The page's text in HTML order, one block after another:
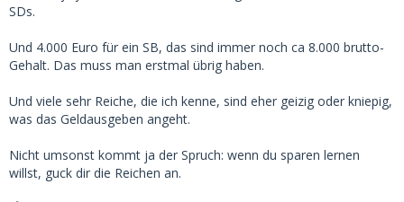
nicht mehr mit.
SDs.
Und 4.000 Euro für ein SB, das sind immer noch ca 8.000 brutto-
Gehalt. Das muss man erstmal übrig haben.
Und viele sehr Reiche, die ich kenne, sind eher geizig oder kniepig,
was das Geldausgeben angeht.
Nicht umsonst kommt ja der Spruch: wenn du sparen lernen
willst, guck dir die Reichen an.